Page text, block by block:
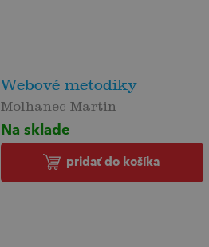
Webové metodiky
Molhanec Martin
Na sklade
pridať do košíka